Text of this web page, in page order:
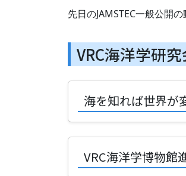
先日のJAMSTEC一般公開
VRC海洋学研
海を知れば世界が
VRC海洋学博物館